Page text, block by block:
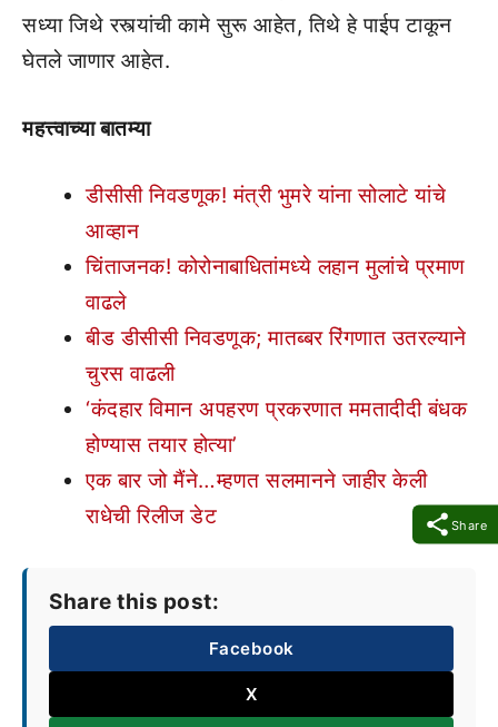
Share
सध्या जिथे रस्त्यांची कामे सुरू आहेत, तिथे हे पाईप टाकून
घेतले जाणार आहेत.
महत्त्वाच्या बातम्या
डीसीसी निवडणूक! मंत्री भुमरे यांना सोलाटे यांचे
आव्हान
चिंताजनक! कोरोनाबाधितांमध्ये लहान मुलांचे प्रमाण
वाढले
बीड डीसीसी निवडणूक; मातब्बर रिंगणात उतरल्याने
चुरस वाढली
‘कंदहार विमान अपहरण प्रकरणात ममतादीदी बंधक
होण्यास तयार होत्या’
एक बार जो मैंने…म्हणत सलमानने जाहीर केली
राधेची रिलीज डेट
Share this post:
Facebook
X